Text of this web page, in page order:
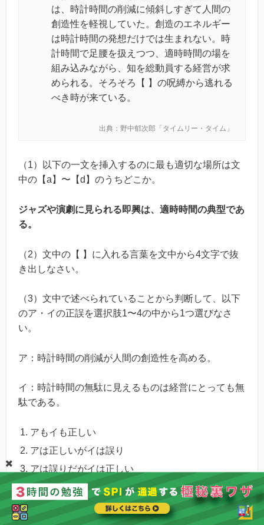
は、時計時間の削減に傾斜しすぎて人間の
創造性を軽視していた。創造のエネルギー
は時計時間の発想だけでは生まれない。時
計時間で足腰を扱えつつ、適時時間の場を
組み込みながら、知を総動員する経営が求
められる。そろそろ【 】の呪縛から逃れる
べき時が来ている。
出典：野中郁次郎「タイムリー・タイム」
（1）以下の一文を挿入するのに最も適切な場所は文
中の【a】〜【d】のうちどこか。
ジャズや演劇に見られる即興は、適時時間の典型であ
る。
（2）文中の【 】に入れる言葉を文中から4文字で抜
き出しなさい。
（3）文中で述べられていることから判断して、以下
のア・イの正誤を選択肢1〜4の中から1つ選びなさ
い。
ア：時計時間の削減が人間の創造性を高める。
イ：時計時間の無駄に見えるものは経営にとっても無
駄である。
アもイも正しい
アは正しいがイは誤り
アは誤りだがイは正しい
アもイも誤り
【問題15】 制限時間＝2分、理想＝30秒